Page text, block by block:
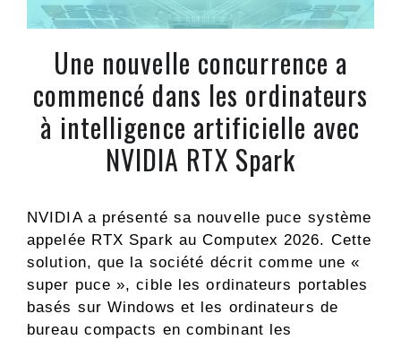
Une nouvelle concurrence a
commencé dans les ordinateurs
à intelligence artificielle avec
NVIDIA RTX Spark
NVIDIA a présenté sa nouvelle puce système
appelée RTX Spark au Computex 2026. Cette
solution, que la société décrit comme une «
super puce », cible les ordinateurs portables
basés sur Windows et les ordinateurs de
bureau compacts en combinant les